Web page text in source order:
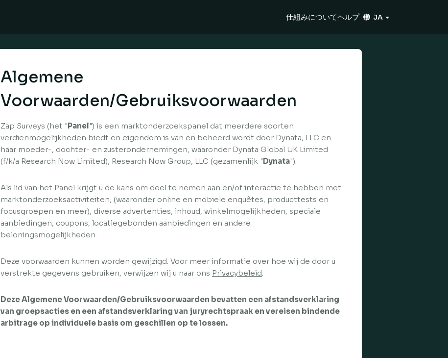
仕組みについてヘルプ JA
Algemene
Voorwaarden/Gebruiksvoorwaarden
Zap Surveys (het "Panel") is een marktonderzoekspanel dat meerdere soorten
verdienmogelijkheden biedt en eigendom is van en beheerd wordt door Dynata, LLC en
haar moeder-, dochter- en zusterondernemingen, waaronder Dynata Global UK Limited
(f/k/a Research Now Limited), Research Now Group, LLC (gezamenlijk "Dynata").
Als lid van het Panel krijgt u de kans om deel te nemen aan en/of interactie te hebben met
marktonderzoeksactiviteiten, (waaronder online en mobiele enquêtes, producttests en
focusgroepen en meer), diverse advertenties, inhoud, winkelmogelijkheden, speciale
aanbiedingen, coupons, locatiegebonden aanbiedingen en andere
beloningsmogelijkheden.
Deze voorwaarden kunnen worden gewijzigd. Voor meer informatie over hoe wij de door u
verstrekte gegevens gebruiken, verwijzen wij u naar ons Privacybeleid.
Deze Algemene Voorwaarden/Gebruiksvoorwaarden bevatten een afstandsverklaring
van groepsacties en een afstandsverklaring van juryrechtspraak en vereisen bindende
arbitrage op individuele basis om geschillen op te lossen.